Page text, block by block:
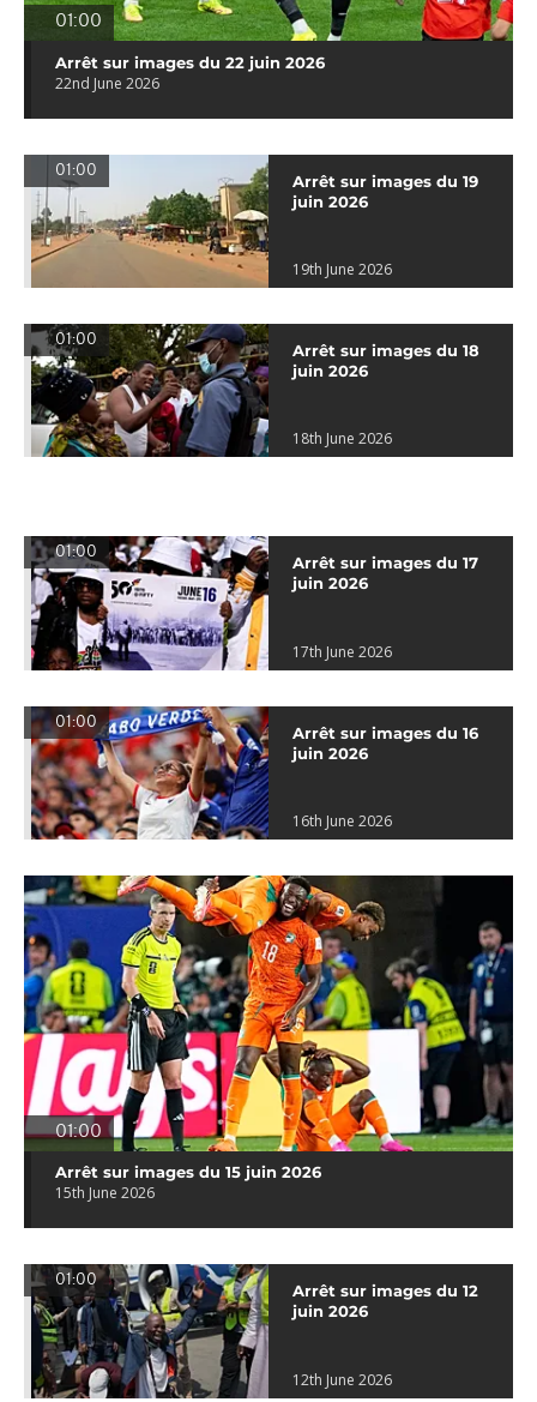
01:00
Arrêt sur images du 22 juin 2026
22nd June 2026
01:00
Arrêt sur images du 19
juin 2026
19th June 2026
01:00
Arrêt sur images du 18
juin 2026
18th June 2026
01:00
Arrêt sur images du 17
juin 2026
17th June 2026
01:00
Arrêt sur images du 16
juin 2026
16th June 2026
01:00
Arrêt sur images du 15 juin 2026
15th June 2026
01:00
Arrêt sur images du 12
juin 2026
12th June 2026